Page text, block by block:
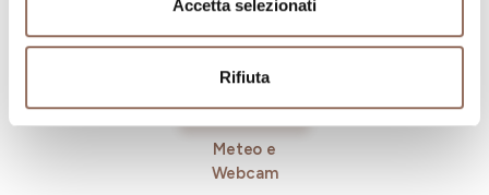
Accetta selezionati
Rifiuta
Meteo e
Webcam